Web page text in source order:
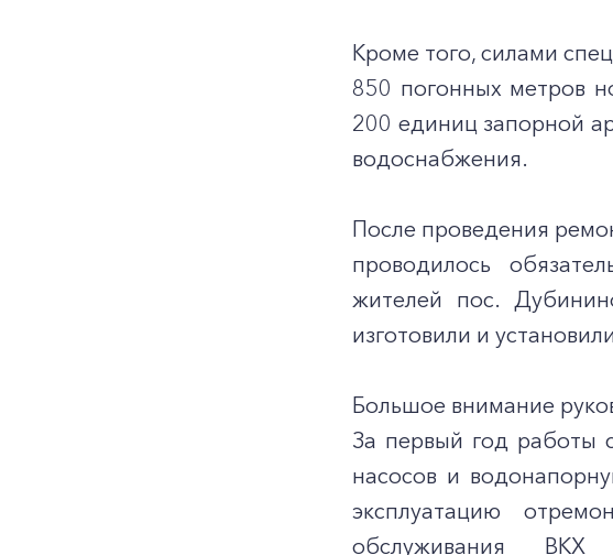
Кроме того, силами
850 погонных метров
200 единиц запорной
водоснабжения.
После проведения
проводилось
жителей пос.
изготовили и
Большое внимание
За первый год работы
насосов и
эксплуатацию
обслуживания ВКХ